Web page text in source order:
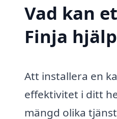
Vad kan
Finja
Att installera en
effektivitet i ditt
mängd olika